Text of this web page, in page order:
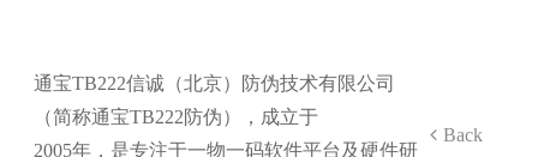
通宝TB222信诚（北京）防伪技术有限公司
（简称通宝TB222防伪），成立于
2005年，是专注于一物一码软件平台及硬件研
Back